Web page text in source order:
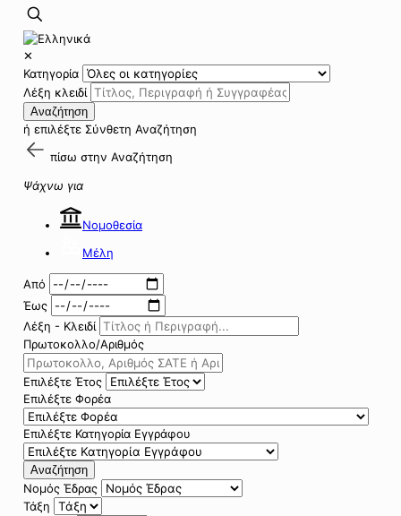
✕
Κατηγορία
Λέξη κλειδί
Αναζήτηση
ή επιλέξτε Σύνθετη Αναζήτηση
πίσω στην Αναζήτηση
Ψάχνω για
Νομοθεσία
Μέλη
Από
Έως
Λέξη - Κλειδί
Πρωτοκολλο/Αριθμός
Επιλέξτε Έτος
Επιλέξτε Φορέα
Επιλέξτε Κατηγορία Εγγράφου
Αναζήτηση
Νομός Έδρας
Τάξη